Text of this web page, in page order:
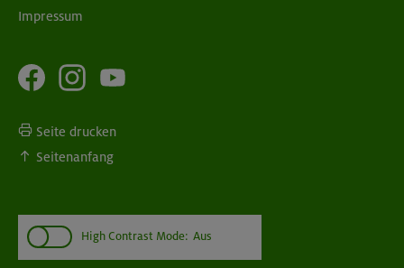
Impressum
Seite drucken
Seitenanfang
High Contrast Mode: Aus